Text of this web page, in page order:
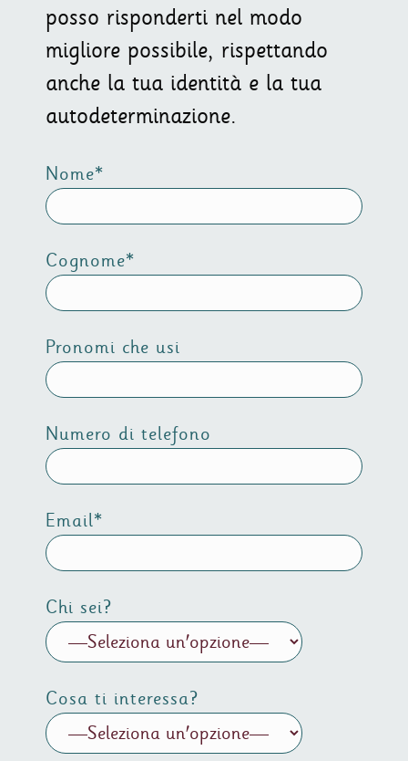
posso risponderti nel modo
migliore possibile, rispettando
anche la tua identità e la tua
autodeterminazione.
Nome*
Cognome*
Pronomi che usi
Numero di telefono
Email*
Chi sei?
Cosa ti interessa?